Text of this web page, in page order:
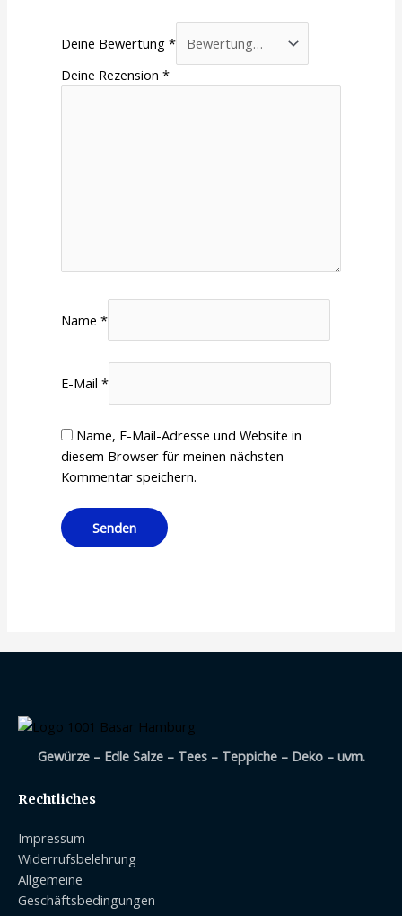
Deine Bewertung*
Deine Rezension*
Name*
E-Mail*
Name, E-Mail-Adresse und Website in
diesem Browser für meinen nächsten
Kommentar speichern.
Gewürze – Edle Salze – Tees – Teppiche – Deko – uvm.
Rechtliches
Impressum
Widerrufsbelehrung
Allgemeine
Geschäftsbedingungen